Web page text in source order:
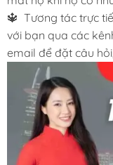
🔱 Tương tác trực
với bạn qua các
email để đặt câu